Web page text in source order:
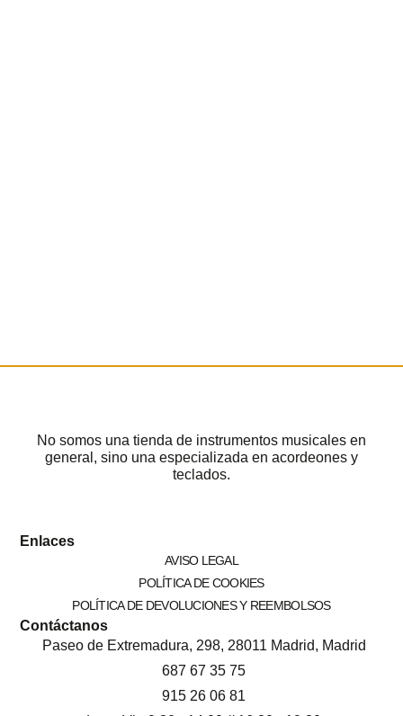
No somos una tienda de instrumentos musicales en
general, sino una especializada en acordeones y
teclados.
Enlaces
AVISO LEGAL
POLÍTICA DE COOKIES
POLÍTICA DE DEVOLUCIONES Y REEMBOLSOS
Contáctanos
Paseo de Extremadura, 298, 28011 Madrid, Madrid
687 67 35 75
915 26 06 81